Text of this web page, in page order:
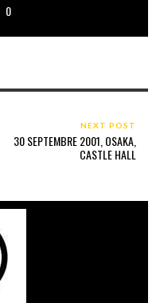
0
NEXT POST
30 SEPTEMBRE 2001, OSAKA,
CASTLE HALL